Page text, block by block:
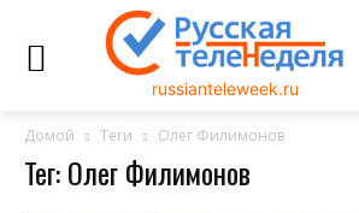
russianteleweek.ru
Домой Теги Олег Филимонов
Тег: Олег Филимонов